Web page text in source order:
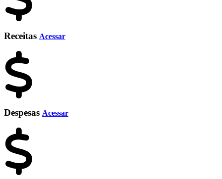
Receitas Acessar
Despesas Acessar